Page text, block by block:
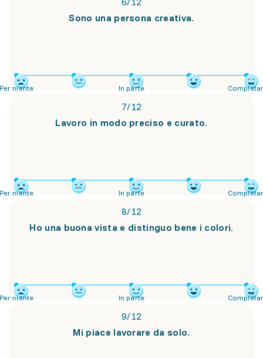
Sono una persona creativa.
niente In parte
7/12
Lavoro in modo preciso e curato.
niente In parte
8/12
Ho una buona vista e distinguo bene i colori.
niente In parte
9/12
Mi piace lavorare da solo.